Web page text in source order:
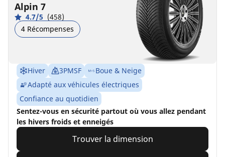
Alpin 7
4.7/5 (458)
4 Récompenses
Hiver 3PMSF
Boue & Neige
Adapté aux véhicules électriques
Confiance au quotidien
Sentez-vous en sécurité partout où vous allez pendant
les hivers froids et enneigés
Trouver la dimension